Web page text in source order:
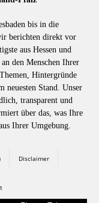
bis in die
berichten direkt vor
aus Hessen und
den Menschen Ihrer
Hintergründe
neuesten Stand. Unser
transparent und
über das, was Ihre
Ihrer Umgebung.
Disclaimer